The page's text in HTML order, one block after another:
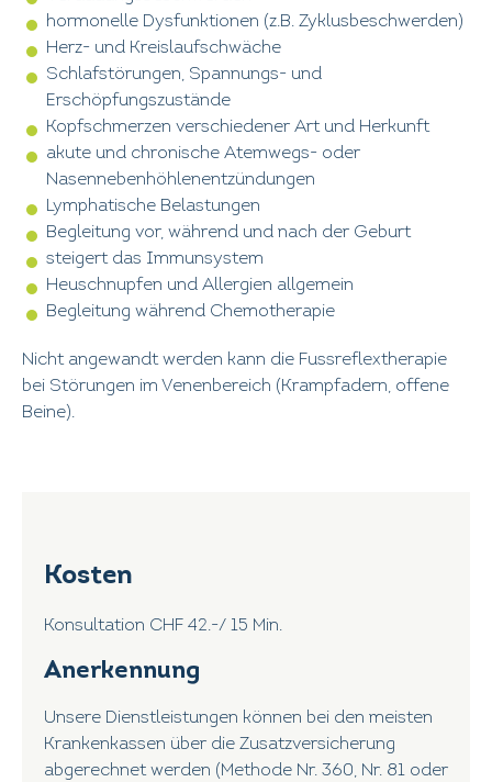
hormonelle Dysfunktionen (z.B. Zyklusbeschwerden)
Herz- und Kreislaufschwäche
Schlafstörungen, Spannungs- und
Erschöpfungszustände
Kopfschmerzen verschiedener Art und Herkunft
akute und chronische Atemwegs- oder
Nasennebenhöhlenentzündungen
Lymphatische Belastungen
Begleitung vor, während und nach der Geburt
steigert das Immunsystem
Heuschnupfen und Allergien allgemein
Begleitung während Chemotherapie
Nicht angewandt werden kann die Fussreflextherapie
bei Störungen im Venenbereich (Krampfadern, offene
Beine).
Kosten
Konsultation CHF 42.-/ 15 Min.
Anerkennung
Unsere Dienstleistungen können bei den meisten
Krankenkassen über die Zusatzversicherung
abgerechnet werden (Methode Nr. 360, Nr. 81 oder